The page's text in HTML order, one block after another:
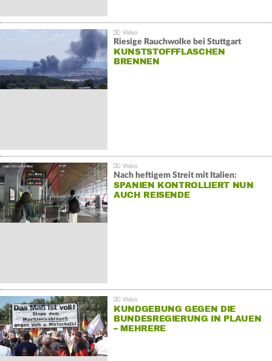
Riesige Rauchwolke bei Stuttgart
KUNSTSTOFFFLASCHEN
BRENNEN
Nach heftigem Streit mit Italien:
SPANIEN KONTROLLIERT NUN
AUCH REISENDE
KUNDGEBUNG GEGEN DIE
BUNDESREGIERUNG IN PLAUEN
– MEHRERE